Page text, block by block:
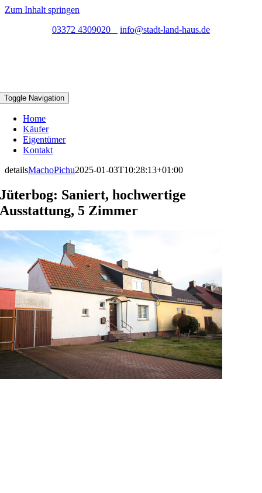
Zum Inhalt springen
03372 4309020
info@stadt-land-haus.de
Toggle Navigation
Home
Käufer
Eigentümer
Kontakt
detailsMachoPichu2025-01-03T10:28:13+01:00
Jüterbog: Saniert, hochwertige
Ausstattung, 5 Zimmer